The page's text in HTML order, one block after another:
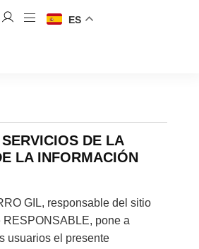
ES
DE LA
LA INFORMACIÓN
GIL, responsable del sitio
RESPONSABLE, pone a
usuarios el presente